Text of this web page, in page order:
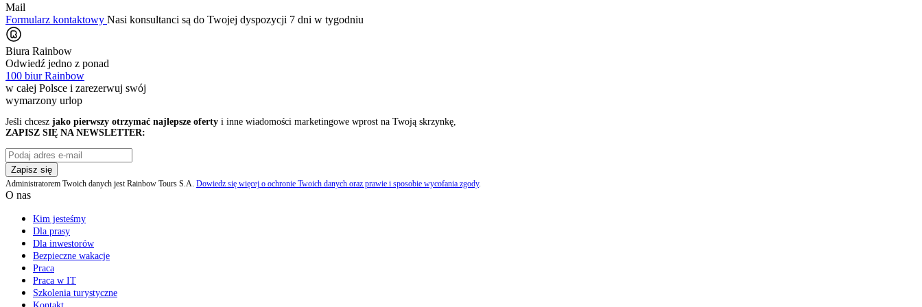
Mail
Formularz kontaktowy Nasi konsultanci są do Twojej dyspozycji 7 dni w tygodniu
Biura Rainbow
Odwiedź jedno z ponad
100 biur Rainbow
w całej Polsce i zarezerwuj swój
wymarzony urlop
Jeśli chcesz jako pierwszy otrzymać najlepsze oferty i inne wiadomości marketingowe wprost na Twoją skrzynkę,
ZAPISZ SIĘ NA NEWSLETTER:
Zapisz się
Administratorem Twoich danych jest Rainbow Tours S.A. Dowiedz się więcej o ochronie Twoich danych oraz prawie i sposobie wycofania zgody.
O nas
Kim jesteśmy
Dla prasy
Dla inwestorów
Bezpieczne wakacje
Praca
Praca w IT
Szkolenia turystyczne